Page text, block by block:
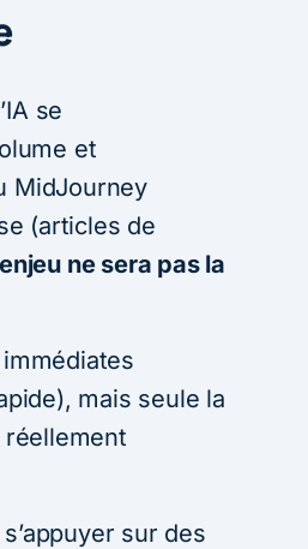
se
et
MidJourney
(articles de
ne sera pas la
mais seule la
sur des